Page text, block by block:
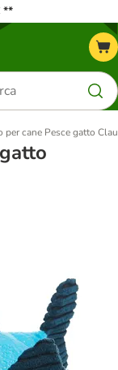
**
per cane Pesce gatto